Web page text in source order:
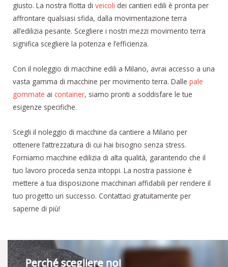
giusto. La nostra flotta di veicoli dei cantieri edili è pronta per
affrontare qualsiasi sfida, dalla movimentazione terra
all’edilizia pesante. Scegliere i nostri mezzi movimento terra
significa scegliere la potenza e l’efficienza.
Con il noleggio di macchine edili a Milano, avrai accesso a una
vasta gamma di macchine per movimento terra. Dalle pale
gommate ai container, siamo pronti a soddisfare le tue
esigenze specifiche.
Scegli il noleggio di macchine da cantiere a Milano per
ottenere l’attrezzatura di cui hai bisogno senza stress.
Forniamo macchine edilizia di alta qualità, garantendo che il
tuo lavoro proceda senza intoppi. La nostra passione è
mettere a tua disposizione macchinari affidabili per rendere il
tuo progetto un successo. Contattaci gratuitamente per
saperne di più!
Perché scegliere noi